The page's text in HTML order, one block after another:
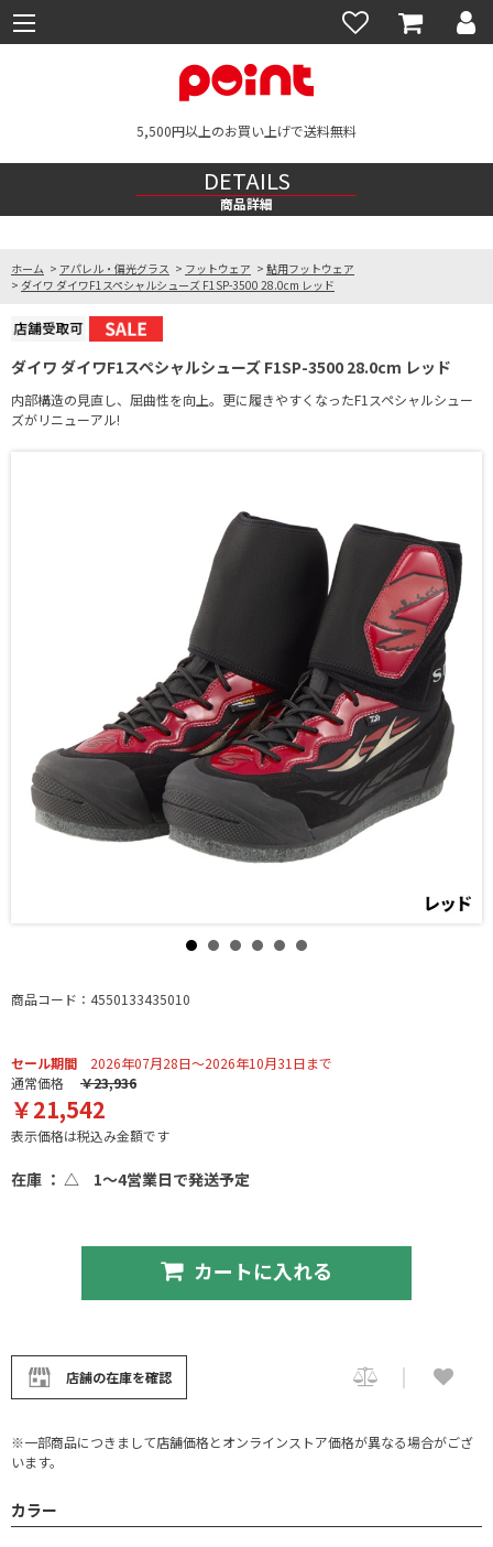
5,500円以上のお買い上げで送料無料
DETAILS
商品詳細
ホーム > アパレル・偏光グラス > フットウェア > 鮎用フットウェア
> ダイワ ダイワF1スペシャルシューズ F1SP-3500 28.0cm レッド
ダイワ ダイワF1スペシャルシューズ F1SP-3500 28.0cm レッド
内部構造の見直し、屈曲性を向上。更に履きやすくなったF1スペシャルシュー
ズがリニューアル!
商品コード：4550133435010
セール期間 2026年07月28日～2026年10月31日まで
通常価格 ￥23,936
￥21,542
表示価格は税込み金額です
在庫 ： △ 1～4営業日で発送予定
カートに入れる
店舗の在庫を確認
※一部商品につきまして店舗価格とオンラインストア価格が異なる場合がござ
います。
カラー